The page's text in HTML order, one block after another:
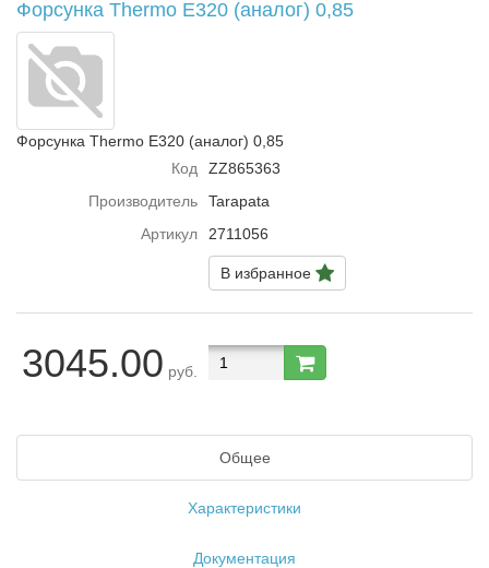
Форсунка Thermo E320 (аналог) 0,85
Форсунка Thermo E320 (аналог) 0,85
Код
ZZ865363
Производитель
Tarapata
Артикул
2711056
В избранное
3045.00 руб.
Общее
Характеристики
Документация